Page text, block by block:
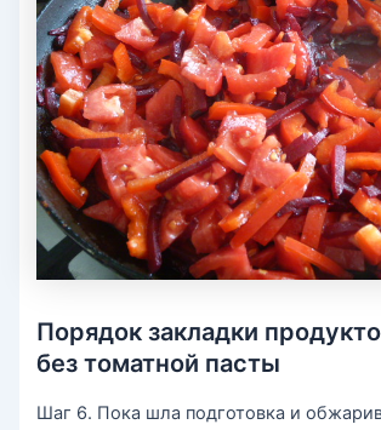
Порядок закладки
без томатной пасты
Шаг 6. Пока шла подготовка и